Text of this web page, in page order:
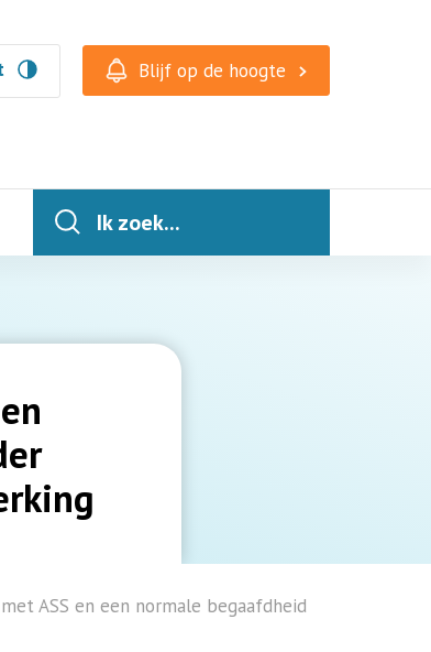
Blijf op de hoogte
Ik zoek...
ASS en een normale begaafdheid